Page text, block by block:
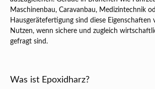
Maschinenbau, Caravanbau, Medizintechnik
Hausgerätefertigung sind diese Eigenschaften
Nutzen, wenn sichere und zugleich
gefragt sind.
Was ist Epoxidharz?